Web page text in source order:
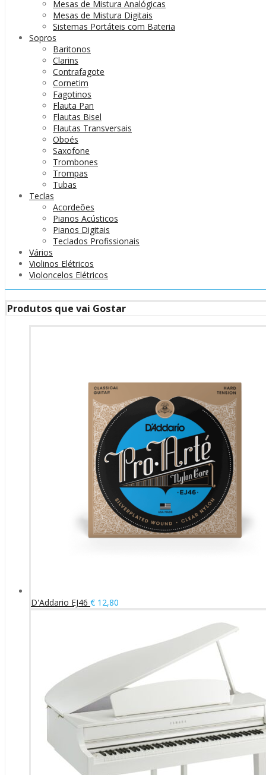
Mesas de Mistura Analógicas
Mesas de Mistura Digitais
Sistemas Portáteis com Bateria
Sopros
Baritonos
Clarins
Contrafagote
Cornetim
Fagotinos
Flauta Pan
Flautas Bisel
Flautas Transversais
Oboés
Saxofone
Trombones
Trompas
Tubas
Teclas
Acordeões
Pianos Acústicos
Pianos Digitais
Teclados Profissionais
Vários
Violinos Elétricos
Violoncelos Elétricos
Produtos que vai Gostar
D'Addario EJ46 € 12,80